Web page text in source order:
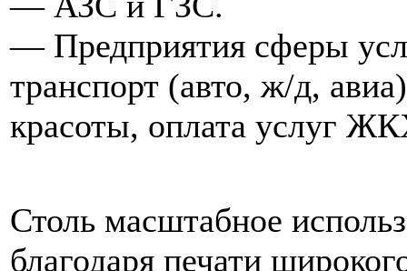
— Предприятия сферы
транспорт (авто, ж/д,
красоты, оплата услуг
Столь масштабное
благодаря печати